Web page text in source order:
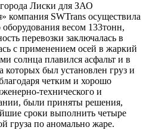
города Лиски для ЗАО
компания SWTrans осуществила
оборудования весом 133тонн,
перевозки заключалась в
с применением осей в жаркий
солнца плавился асфальт и в
которых был установлен груз и
четким и хорошо
технического и
были приняты решения,
сроки выполнить четыре
груза по аномально жаре.